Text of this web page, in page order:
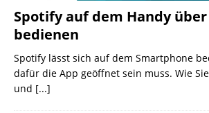
Spotify auf dem Handy
bedienen
Spotify lässt sich auf dem Smartphone
dafür die App geöffnet sein muss. Wie
und [...]